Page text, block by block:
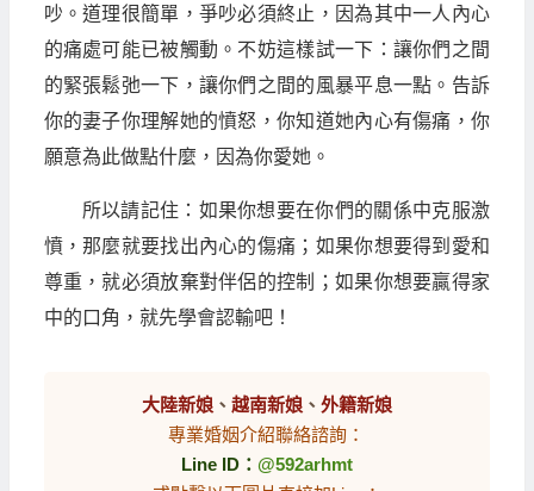
吵。道理很簡單，爭吵必須終止，因為其中一人內心
的痛處可能已被觸動。不妨這樣試一下：讓你們之間
的緊張鬆弛一下，讓你們之間的風暴平息一點。告訴
你的妻子你理解她的憤怒，你知道她內心有傷痛，你
願意為此做點什麼，因為你愛她。
所以請記住：如果你想要在你們的關係中克服激
憤，那麼就要找出內心的傷痛；如果你想要得到愛和
尊重，就必須放棄對伴侶的控制；如果你想要贏得家
中的口角，就先學會認輸吧！
大陸新娘、 越南新娘、 外籍新娘
專業婚姻介紹聯絡諮詢：
Line ID： @592arhmt